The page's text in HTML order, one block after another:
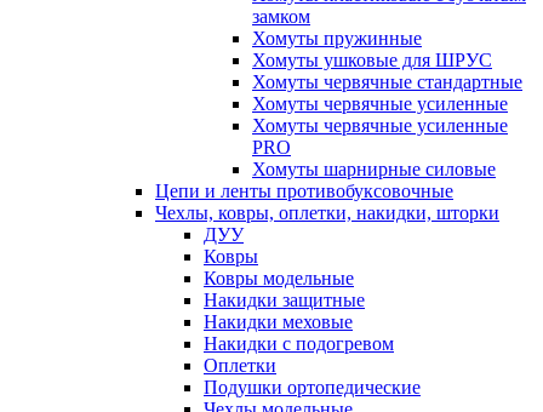
замком
Хомуты пружинные
Хомуты ушковые для ШРУС
Хомуты червячные стандартные
Хомуты червячные усиленные
Хомуты червячные усиленные
PRO
Хомуты шарнирные силовые
Цепи и ленты противобуксовочные
Чехлы, ковры, оплетки, накидки, шторки
ДУУ
Ковры
Ковры модельные
Накидки защитные
Накидки меховые
Накидки с подогревом
Оплетки
Подушки ортопедические